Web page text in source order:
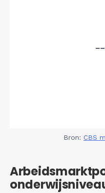
Bron: CBS